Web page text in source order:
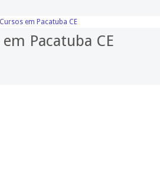
Cursos em Pacatuba CE
Pacatuba CE